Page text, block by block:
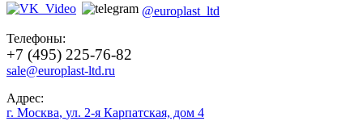
@europlast_ltd
Телефоны:
+7 (495) 225-76-82
sale@europlast-ltd.ru
Адрес:
г. Москва, ул. 2-я Карпатская, дом 4